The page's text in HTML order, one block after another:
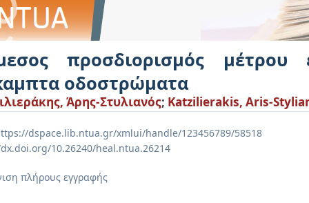
προσδιορισμός μέτρου
οδοστρώματα
Άρης-Στυλιανός; Katzilierakis, Aris-
dspace.lib.ntua.gr/xmlui/handle/123456789/58518
10.26240/heal.ntua.26214
πλήρους εγγραφής